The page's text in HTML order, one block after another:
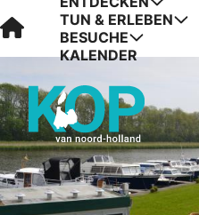
Visit Kop van Holland
TUN & ERLEBEN
BESUCHE
KALENDER